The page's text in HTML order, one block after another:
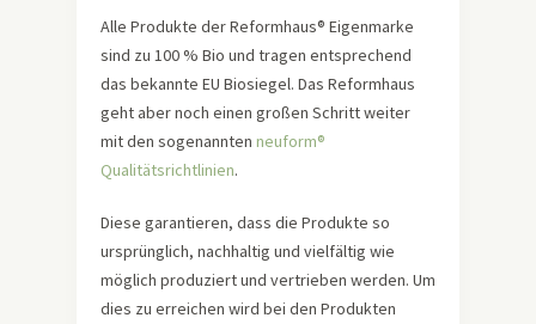
Alle Produkte der Reformhaus® Eigenmarke
sind zu 100 % Bio und tragen entsprechend
das bekannte EU Biosiegel. Das Reformhaus
geht aber noch einen großen Schritt weiter
mit den sogenannten neuform®
Qualitätsrichtlinien.
Diese garantieren, dass die Produkte so
ursprünglich, nachhaltig und vielfältig wie
möglich produziert und vertrieben werden. Um
dies zu erreichen wird bei den Produkten